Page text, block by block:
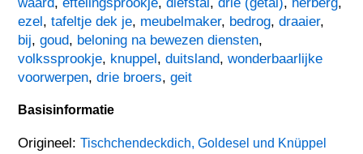
ezel,tafeltje dek je, meubelmaker, bedrog,draaier,
bij,goud, beloning na bewezen diensten,
volkssprookje, knuppel,duitsland,wonderbaarlijke
voorwerpen,drie broers,geit
Basisinformatie
Origineel:Tischchendeckdich, Goldesel und Knüppel